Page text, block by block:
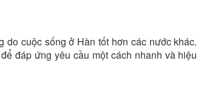
cuộc sống ở Hàn tốt hơn các nước khác.
để đáp ứng yêu cầu một cách nhanh và hiệu